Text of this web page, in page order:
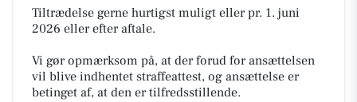
Tiltrædelse gerne hurtigst muligt eller pr. 1. juni
2026 eller efter aftale.
Vi gør opmærksom på, at der forud for ansættelsen
vil blive indhentet straffeattest, og ansættelse er
betinget af, at den er tilfredsstillende.